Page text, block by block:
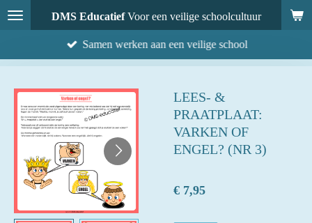
Ga
direct
DMS EducatiefVoor een veilige schoolcultuur
Samen werken aan een veilige school
LEES- &
PRAATPLAAT:
VARKEN OF
ENGEL? (NR 3)
€ 7,95